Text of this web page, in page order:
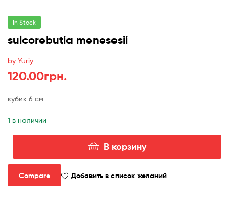
In Stock
sulcorebutia menesesii
by Yuriy
120.00грн.
кубик 6 см
1 в наличии
товара
sulcorebutia
menesesii
В корзину
Compare Добавить в список желаний